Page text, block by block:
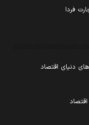
فردا
دنیای اقتصاد